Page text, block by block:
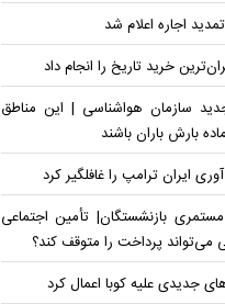
اجاره اعلام شد
خرید تاریخ را انجام داد
سازمان هواشناسی | این مناطق
بارش باران باشند
ایران ترامپ را غافلگیر کرد
بازنشستگان| تأمین اجتماعی
می‌تواند پرداخت را متوقف کند؟
جدیدی علیه کوبا اعمال کرد